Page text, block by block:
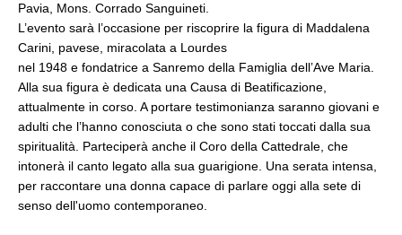
Pavia, Mons. Corrado Sanguineti.
L’evento sarà l’occasione per riscoprire la figura di Maddalena
Carini, pavese, miracolata a Lourdes
nel 1948 e fondatrice a Sanremo della Famiglia dell’Ave Maria.
Alla sua figura è dedicata una Causa di Beatificazione,
attualmente in corso. A portare testimonianza saranno giovani e
adulti che l’hanno conosciuta o che sono stati toccati dalla sua
spiritualità. Parteciperà anche il Coro della Cattedrale, che
intonerà il canto legato alla sua guarigione. Una serata intensa,
per raccontare una donna capace di parlare oggi alla sete di
senso dell'uomo contemporaneo.